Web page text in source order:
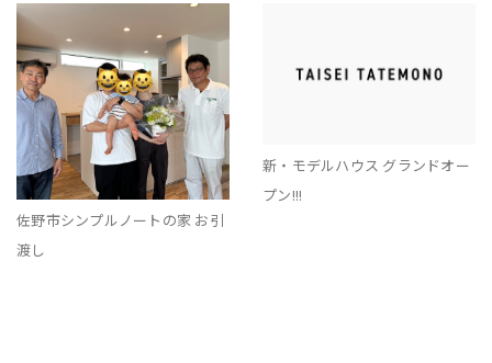
佐野市シンプルノートの家 お引
渡し
新・モデルハウス グランドオー
プン!!!